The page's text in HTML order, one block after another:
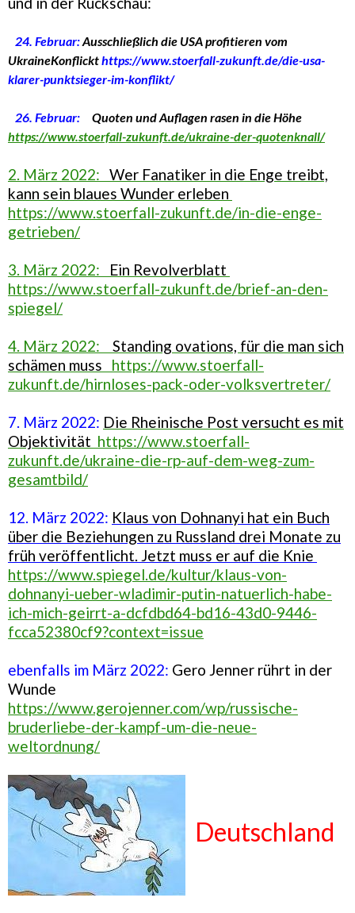
24. Februar:Ausschließlich die USA profitieren vom
UkraineKonflickthttps://www.stoerfall-zukunft.de/die-usa-
klarer-punktsieger-im-konflikt/
26. Februar: Quoten und Auflagen rasen in die Höhe
https://www.stoerfall-zukunft.de/ukraine-der-quotenknall/
2. März 2022: Wer Fanatiker in die Enge treibt,
kann sein blaues Wunder erleben
https://www.stoerfall-zukunft.de/in-die-enge-
getrieben/
3. März 2022:
Ein Revolverblatt
https://www.stoerfall-zukunft.de/brief-an-den-
spiegel/
4. März 2022: Standing ovations, für die man sich
schämen muss https://www.stoerfall-
zukunft.de/hirnloses-pack-oder-volksvertreter/
7. März 2022: Die Rheinische Post versucht es mit
Objektivität https://www.stoerfall-
zukunft.de/ukraine-die-rp-auf-dem-weg-zum-
gesamtbild/
12. März 2022: Klaus von Dohnanyi hat ein Buch
über die Beziehungen zu Russland drei Monate zu
früh veröffentlicht. Jetzt muss er auf die Knie
https://www.spiegel.de/kultur/klaus-von-
dohnanyi-ueber-wladimir-putin-natuerlich-habe-
ich-mich-geirrt-a-dcfdbd64-bd16-43d0-9446-
fcca52380cf9?context=issue
ebenfalls im März 2022: Gero Jenner rührt in der
Wunde
https://www.gerojenner.com/wp/russische-
bruderliebe-der-kampf-um-die-neue-
weltordnung/
Deutschland